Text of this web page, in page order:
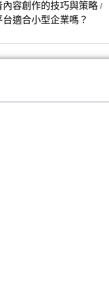
內容創作的技巧與策略 /
適合小型企業嗎？